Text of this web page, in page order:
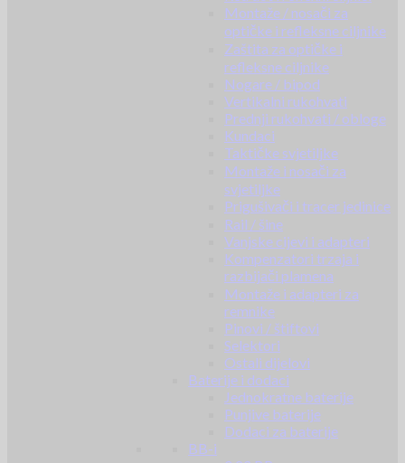
Montaže / nosači za
optičke i refleksne ciljnike
Zaštita za optičke i
refleksne ciljnike
Nogare / bipod
Vertikalni rukohvati
Prednji rukohvati / obloge
Kundaci
Taktičke svjetiljke
Montaže i nosači za
svjetiljke
Prigušivači i tracer jedinice
Rail / šine
Vanjske cijevi i adapteri
Kompenzatori trzaja i
razbijači plamena
Montaže i adapteri za
remnike
Pinovi / štiftovi
Selektori
Ostali dijelovi
Baterije i dodaci
Jednokratne baterije
Punjive baterije
Dodaci za baterije
BB-i